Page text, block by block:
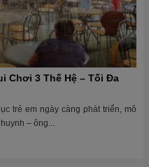
Chơi 3 Thế Hệ – Tối Đa
trẻ em ngày càng phát triển, mô
– ông...